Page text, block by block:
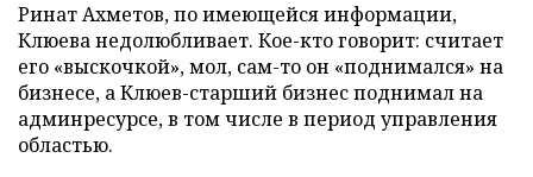
Ринат Ахметов, по имеющейся информации,
Клюева недолюбливает. Кое-кто говорит: считает
его «выскочкой», мол, сам-то он «поднимался» на
бизнесе, а Клюев-старший бизнес поднимал на
админресурсе, в том числе в период управления
областью.